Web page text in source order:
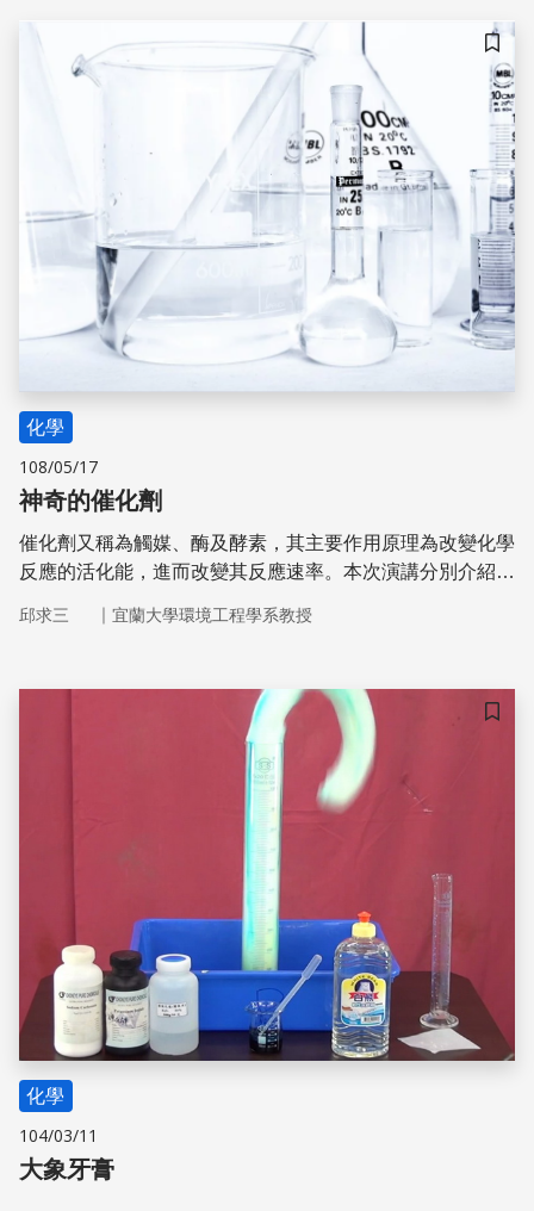
儲存
化學
108/05/17
神奇的催化劑
催化劑又稱為觸媒、酶及酵素，其主要作用原理為改變化學
反應的活化能，進而改變其反應速率。本次演講分別介紹光
等日常生活中常見催化反應，讓學生能初步瞭解這些催化劑
範圍。
邱求三 ｜ 宜蘭大學環境工程學系教授
儲存
化學
104/03/11
大象牙膏